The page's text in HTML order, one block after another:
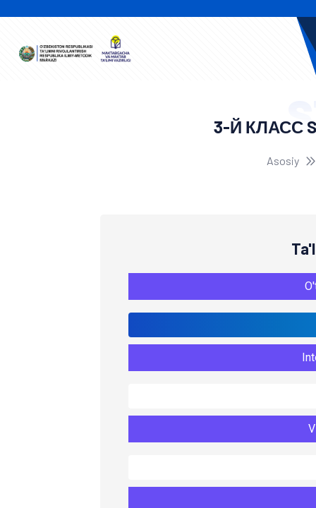
3-Й КЛАСС
Asosiy